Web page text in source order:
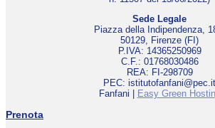
Sede Legale
Piazza della Indipendenza,
50129, Firenze (FI)
P.IVA: 14365250969
C.F.: 01768030486
REA: FI-298709
PEC: istitutofanfani@pec.it
Fanfani | Easy Green
Prenota